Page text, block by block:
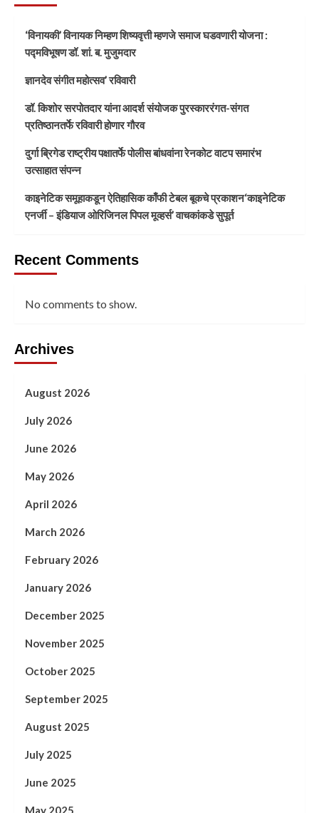
‘विनायकी’ विनायक निम्हण शिष्यवृत्ती म्हणजे समाज घडवणारी योजना :
पद्मविभूषण डॉ. शां. ब. मुजुमदार
ज्ञानदेव संगीत महोत्सव’ रविवारी
डॉ. किशोर सरपोतदार यांना आदर्श संयोजक पुरस्काररंगत-संगत
प्रतिष्ठानतर्फे रविवारी होणार गौरव
दुर्गा ब्रिगेड राष्ट्रीय पक्षातर्फे पोलीस बांधवांना रेनकोट वाटप समारंभ
उत्साहात संपन्न
काइनेटिक समूहाकडून ऐतिहासिक काँफी टेबल बूकचे प्रकाशन‘काइनेटिक
एनर्जी – इंडियाज ओरिजिनल पिपल मूव्हर्स’ वाचकांकडे सुपूर्त
Recent Comments
No comments to show.
Archives
August 2026
July 2026
June 2026
May 2026
April 2026
March 2026
February 2026
January 2026
December 2025
November 2025
October 2025
September 2025
August 2025
July 2025
June 2025
May 2025